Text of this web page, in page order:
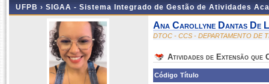
UFPB › SIGAA - Sistema Integrado de Gestão de Atividades
Ana Carollyne Dantas De
DTOC - CCS - DEPARTAMENTO DE
Atividades de Extensão que
Código Título